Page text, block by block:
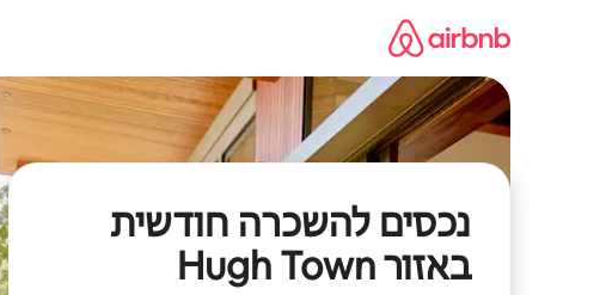
נכסים להשכרה חודשית
באזור Hugh Town